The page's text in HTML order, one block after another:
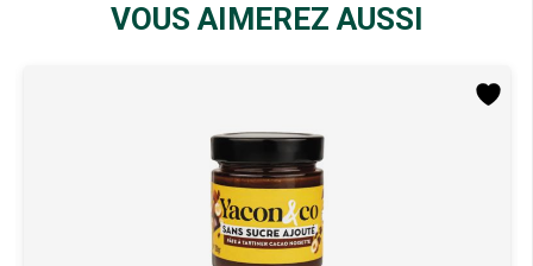
VOUS AIMEREZ AUSSI